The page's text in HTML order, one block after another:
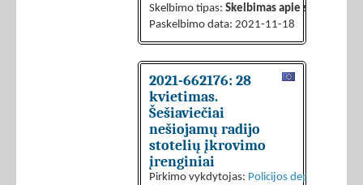
Skelbimo tipas: Skelbimas apie sutarties
Paskelbimo data: 2021-11-18
2021-662176: 28
kvietimas.
Šešiaviečiai
nešiojamų radijo
stotelių įkrovimo
įrenginiai
Pirkimo vykdytojas: Policijos